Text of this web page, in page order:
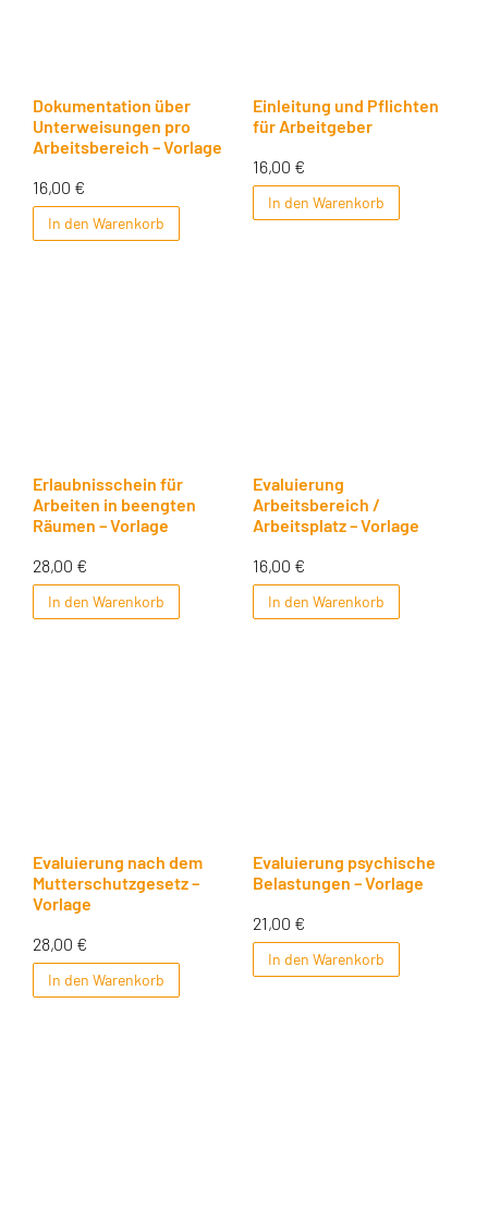
Dokumentation über
Unterweisungen pro
Arbeitsbereich – Vorlage
16,00 €
In den Warenkorb
Einleitung und Pflichten
für Arbeitgeber
16,00 €
In den Warenkorb
Erlaubnisschein für
Arbeiten in beengten
Räumen – Vorlage
28,00 €
In den Warenkorb
Evaluierung
Arbeitsbereich /
Arbeitsplatz – Vorlage
16,00 €
In den Warenkorb
Evaluierung nach dem
Mutterschutzgesetz –
Vorlage
28,00 €
In den Warenkorb
Evaluierung psychische
Belastungen – Vorlage
21,00 €
In den Warenkorb